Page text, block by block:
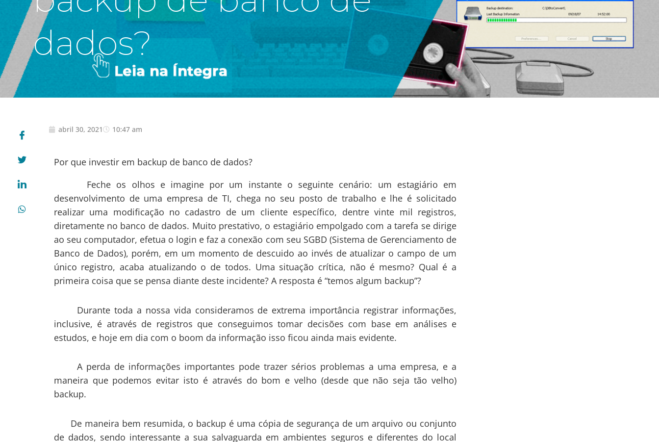
dados?
abril 30, 2021 10:47 am
Por que investir em backup de banco de dados?
Feche os olhos e imagine por um instante o seguinte cenário: um estagiário em
desenvolvimento de uma empresa de TI, chega no seu posto de trabalho e lhe é solicitado
realizar uma modificação no cadastro de um cliente específico, dentre vinte mil registros,
diretamente no banco de dados. Muito prestativo, o estagiário empolgado com a tarefa se dirige
ao seu computador, efetua o login e faz a conexão com seu SGBD (Sistema de Gerenciamento de
Banco de Dados), porém, em um momento de descuido ao invés de atualizar o campo de um
único registro, acaba atualizando o de todos. Uma situação crítica, não é mesmo? Qual é a
primeira coisa que se pensa diante deste incidente? A resposta é “temos algum backup”?
Durante toda a nossa vida consideramos de extrema importância registrar informações,
inclusive, é através de registros que conseguimos tomar decisões com base em análises e
estudos, e hoje em dia com o boom da informação isso ficou ainda mais evidente.
A perda de informações importantes pode trazer sérios problemas a uma empresa, e a
maneira que podemos evitar isto é através do bom e velho (desde que não seja tão velho)
backup.
De maneira bem resumida, o backup é uma cópia de segurança de um arquivo ou conjunto
de dados, sendo interessante a sua salvaguarda em ambientes seguros e diferentes do local